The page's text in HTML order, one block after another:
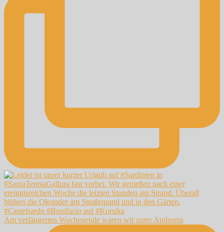
Am verlängerten Wochenende waren wir unter Anderem